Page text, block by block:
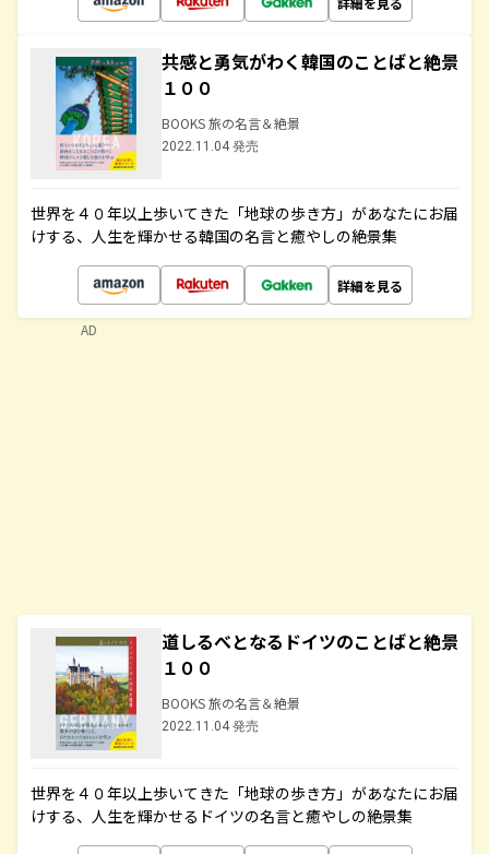
共感と勇気がわく韓国のことばと絶景
１００
BOOKS 旅の名言＆絶景
2022.11.04 発売
世界を４０年以上歩いてきた「地球の歩き方」があなたにお届
けする、人生を輝かせる韓国の名言と癒やしの絶景集
詳細を見る
道しるべとなるドイツのことばと絶景
１００
BOOKS 旅の名言＆絶景
2022.11.04 発売
世界を４０年以上歩いてきた「地球の歩き方」があなたにお届
けする、人生を輝かせるドイツの名言と癒やしの絶景集
AD